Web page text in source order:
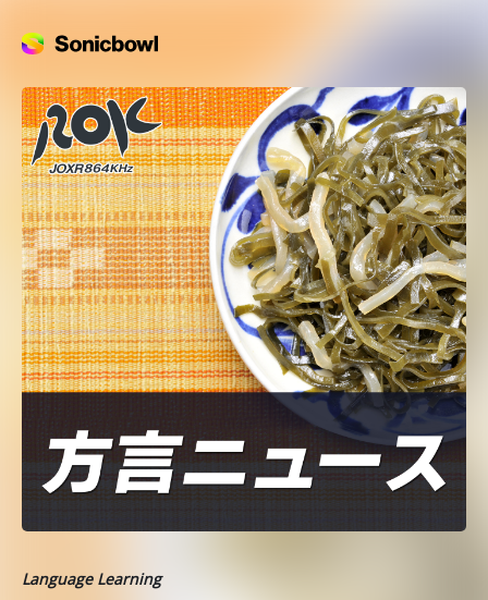
Language Learning